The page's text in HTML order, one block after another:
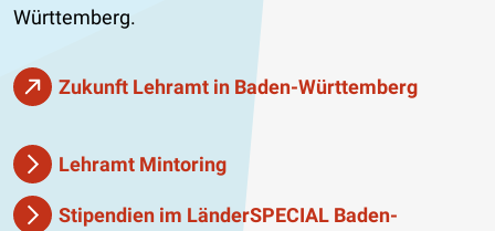
Württemberg.
Zukunft Lehramt in Baden-Württemberg
Lehramt Mintoring
Stipendien im LänderSPECIAL Baden-